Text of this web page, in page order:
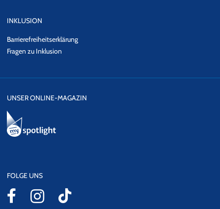
INKLUSION
Barrierefreiheitserklärung
Fragen zu Inklusion
UNSER ONLINE-MAGAZIN
FOLGE UNS